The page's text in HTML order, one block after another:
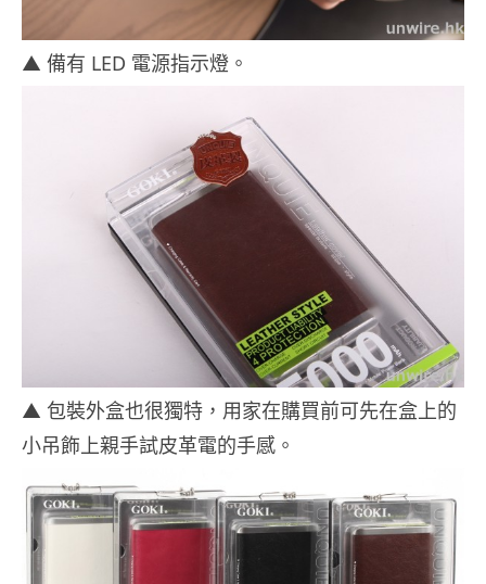
▲ 備有 LED 電源指示燈。
▲ 包裝外盒也很獨特，用家在購買前可先在盒上的
小吊飾上親手試皮革電的手感。